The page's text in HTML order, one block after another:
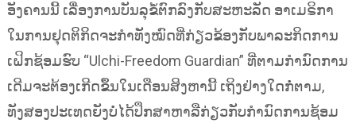
ອັງຄານນີ້ ເລື່ອງການບັນລຸຂໍ້ຕົກລົງກັບສະຫະລັດ ອາເມຣິກາ
ໃນການຢຸດຕິກິດຈະກຳທັງໝົດທີ່ກ່ຽວຂ້ອງກັບພາລະກິດການ
ເຝິກຊ້ອມຮົບ “Ulchi-Freedom Guardian” ທີ່ຕາມກຳນົດການ
ເດີມຈະຕ້ອງເກີດຂຶ້ນໃນເດືອນສິງຫານີ້ ເຖິງຢ່າງໃດກໍ່ຕາມ,
ທັງສອງປະເທດຍັງບໍ່ໄດ້ປຶກສາຫາລືກ່ຽວກັບກຳນົດການຊ້ອມ